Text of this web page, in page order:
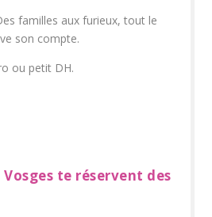
familles aux furieux, tout le
son compte.
ou petit DH.
Vosges te réservent des